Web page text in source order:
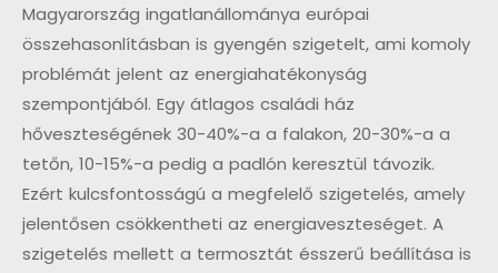
Magyarország ingatlanállománya európai
összehasonlításban is gyengén szigetelt, ami komoly
problémát jelent az energiahatékonyság
szempontjából. Egy átlagos családi ház
hőveszteségének 30-40%-a a falakon, 20-30%-a a
tetőn, 10-15%-a pedig a padlón keresztül távozik.
Ezért kulcsfontosságú a megfelelő szigetelés, amely
jelentősen csökkentheti az energiaveszteséget. A
szigetelés mellett a termosztát ésszerű beállítása is